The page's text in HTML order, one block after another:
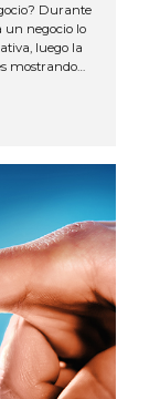
Durante
negocio lo
luego la
mostrando
se